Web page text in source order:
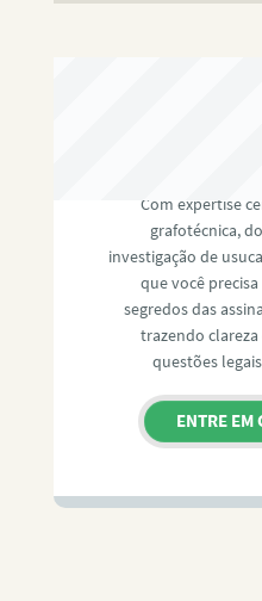
Com expertise
grafotécnica,
investigação de
que você
segredos das
trazendo
questões
ENTRE EM